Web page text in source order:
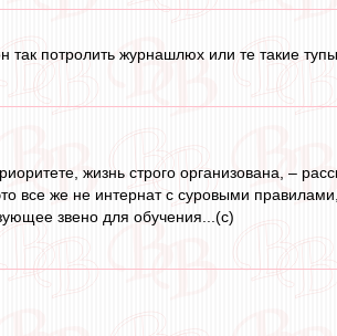
потролить журнашлюх или те такие
жизнь строго организована, –
все же не интернат с суровыми
звено для обучения...(с)